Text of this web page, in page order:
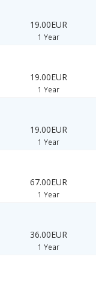
19.00EUR
1 Year
19.00EUR
1 Year
19.00EUR
1 Year
67.00EUR
1 Year
36.00EUR
1 Year